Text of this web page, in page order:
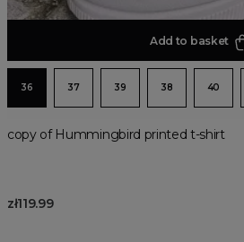
Add to basket
36 37 39 38 40
copy of Hummingbird printed t-shirt
zł119.99